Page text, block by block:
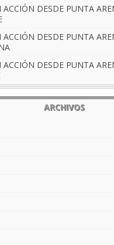
ACCIÓN DESDE PUNTA
ACCIÓN DESDE PUNTA
ACCIÓN DESDE PUNTA
ARCHIVOS